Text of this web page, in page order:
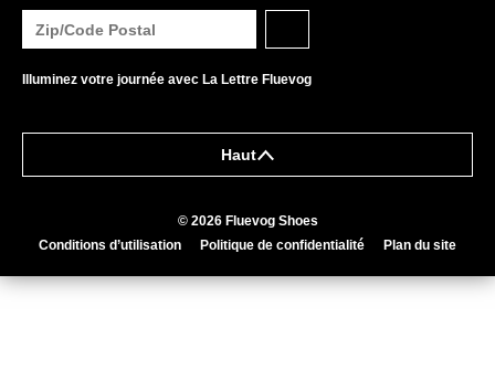
Illuminez votre journée avec La Lettre Fluevog
Haut
© 2026 Fluevog Shoes
Conditions d’utilisation
Politique de confidentialité Plan du site
This link will open in a new tab